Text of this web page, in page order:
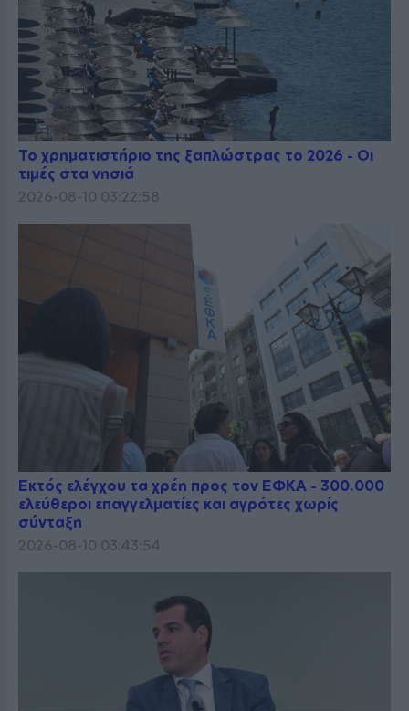
Το χρηματιστήριο της ξαπλώστρας το 2026 - Οι
τιμές στα νησιά
2026-08-10 03:22:58
Εκτός ελέγχου τα χρέη προς τον ΕΦΚΑ - 300.000
ελεύθεροι επαγγελματίες και αγρότες χωρίς
σύνταξη
2026-08-10 03:43:54